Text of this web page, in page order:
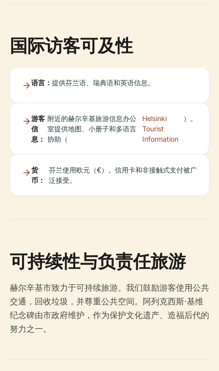
国际访客可及性
语言： 提供芬兰语、瑞典语和英语信息。
游客
信
息：
附近的赫尔辛基旅游信息办公
室提供地图、小册子和多语言
协助（
Helsinki
Tourist
Information
）。
货
币：
芬兰使用欧元（€）。信用卡和非接触式支付被广
泛接受。
可持续性与负责任旅游
赫尔辛基市致力于可持续旅游。我们鼓励游客使用公共
交通，回收垃圾，并尊重公共空间。阿列克西斯·基维
纪念碑由市政府维护，作为保护文化遗产、造福后代的
努力之一。